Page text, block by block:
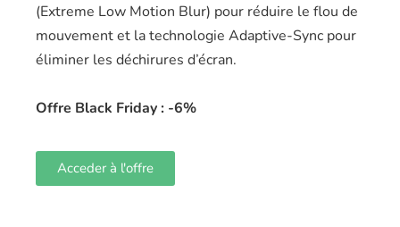
(Extreme Low Motion Blur) pour réduire le flou de
mouvement et la technologie Adaptive-Sync pour
éliminer les déchirures d’écran.
Offre Black Friday : -6%
Acceder à l'offre